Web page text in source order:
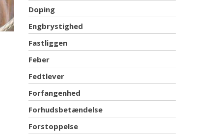
Doping
Engbrystighed
Fastliggen
Feber
Fedtlever
Forfangenhed
Forhudsbetændelse
Forstoppelse